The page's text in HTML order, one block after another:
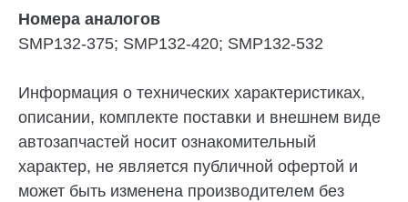
Номера аналогов
SMP132-375; SMP132-420; SMP132-532
Информация о технических характеристиках,
описании, комплекте поставки и внешнем виде
автозапчастей носит ознакомительный
характер, не является публичной офертой и
может быть изменена производителем без